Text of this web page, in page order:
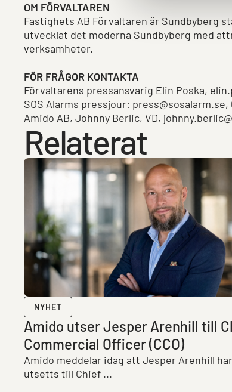
OM FÖRVALTAREN
Fastighets AB Förvaltaren är Sundbyberg
utvecklat det moderna Sundbyberg med
verksamheter.
FÖR FRÅGOR KONTAKTA
Förvaltarens pressansvarig Elin Poska,
SOS Alarms pressjour: press@sosalarm.se,
Amido AB, Johnny Berlic, VD,
Relaterat
NYHET
Amido utser Jesper Arenhill till
Commercial Officer (CCO)
Amido meddelar idag att Jesper Arenhill har
utsetts till Chief ...